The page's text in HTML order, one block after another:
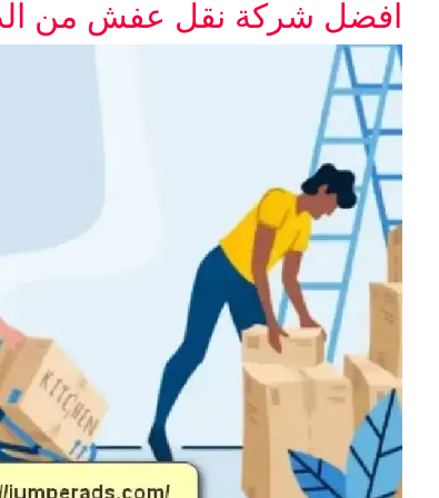
افضل شركة نقل عفش من